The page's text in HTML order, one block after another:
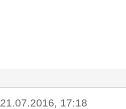
21.07.2016, 17:18